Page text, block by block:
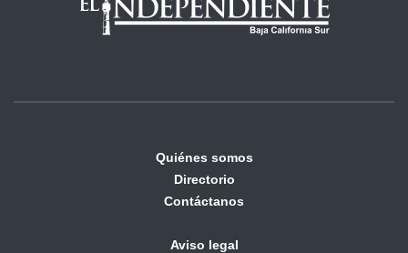
Quiénes somos
Directorio
Contáctanos
Aviso legal